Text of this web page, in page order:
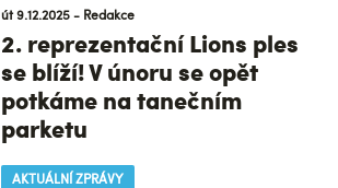
út 9.12.2025 - Redakce
2. reprezentační Lions ples
se blíží! V únoru se opět
potkáme na tanečním
parketu
AKTUÁLNÍ ZPRÁVY